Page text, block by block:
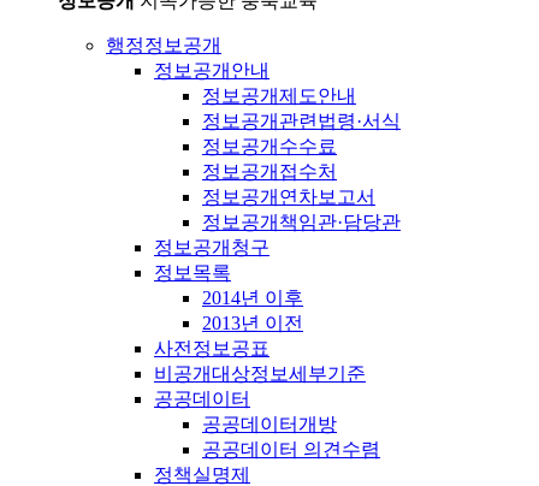
행정정보공개
정보공개안내
정보공개제도안내
정보공개관련법령·서식
정보공개수수료
정보공개접수처
정보공개연차보고서
정보공개책임관·담당관
정보공개청구
정보목록
2014년 이후
2013년 이전
사전정보공표
비공개대상정보세부기준
공공데이터
공공데이터개방
공공데이터 의견수렴
정책실명제